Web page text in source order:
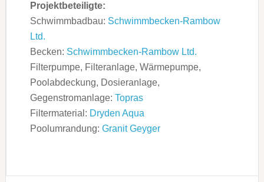
Projektbeteiligte:
Schwimmbadbau: Schwimmbecken-Rambow
Ltd.
Becken: Schwimmbecken-Rambow Ltd.
Filterpumpe, Filteranlage, Wärmepumpe,
Poolabdeckung, Dosieranlage,
Gegenstromanlage: Topras
Filtermaterial: Dryden Aqua
Poolumrandung: Granit Geyger